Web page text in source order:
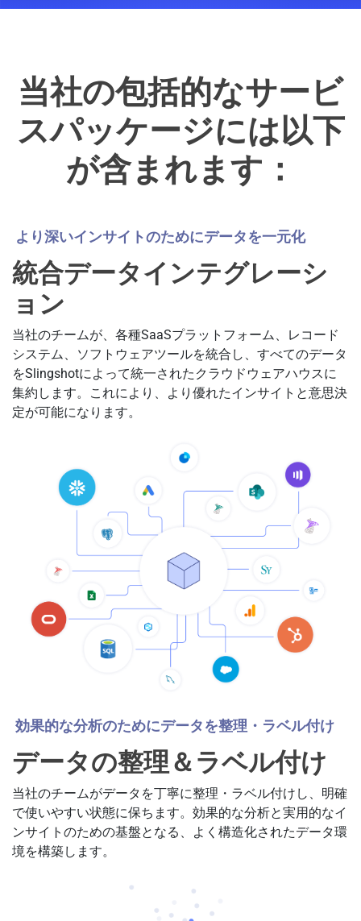
当社の包括的なサービ
スパッケージには以下
が含まれます：
より深いインサイトのためにデータを一元化
統合データインテグレーシ
ョン
当社のチームが、各種SaaSプラットフォーム、レコード
システム、ソフトウェアツールを統合し、すべてのデータ
をSlingshotによって統一されたクラウドウェアハウスに
集約します。これにより、より優れたインサイトと意思決
定が可能になります。
効果的な分析のためにデータを整理・ラベル付け
データの整理＆ラベル付け
当社のチームがデータを丁寧に整理・ラベル付けし、明確
で使いやすい状態に保ちます。効果的な分析と実用的なイ
ンサイトのための基盤となる、よく構造化されたデータ環
境を構築します。